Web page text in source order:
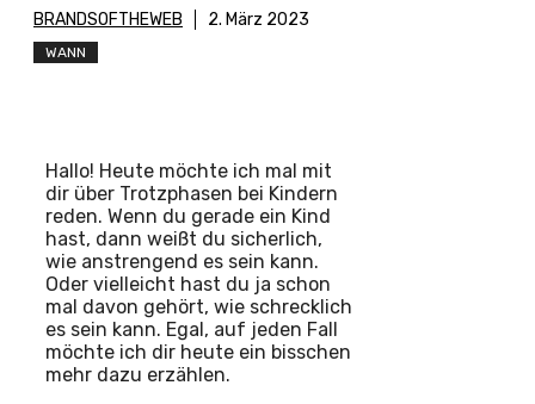
BRANDSOFTHEWEB 2. März 2023
WANN
Hallo! Heute möchte ich mal mit
dir über Trotzphasen bei Kindern
reden. Wenn du gerade ein Kind
hast, dann weißt du sicherlich,
wie anstrengend es sein kann.
Oder vielleicht hast du ja schon
mal davon gehört, wie schrecklich
es sein kann. Egal, auf jeden Fall
möchte ich dir heute ein bisschen
mehr dazu erzählen.